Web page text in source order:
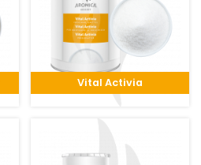
Vital Activia